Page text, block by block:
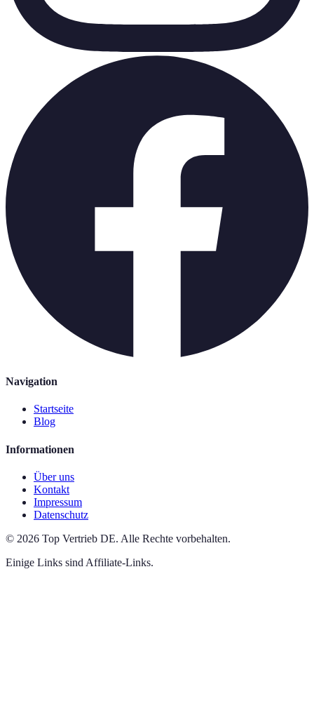
Navigation
Startseite
Blog
Informationen
Über uns
Kontakt
Impressum
Datenschutz
© 2026 Top Vertrieb DE. Alle Rechte vorbehalten.
Einige Links sind Affiliate-Links.